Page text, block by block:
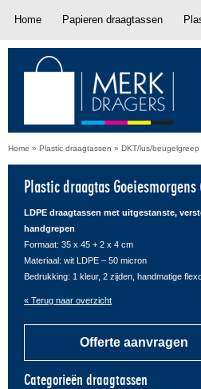
Home Papieren draagtassen
Home » Plastic draagtassen » DKT/lus/beugelgreep
Plastic draagtas Goeiesmorgens
LDPE draagtassen met uitgestanste,
handgrepen
Formaat: 35 x 45 + 2 x 4 cm
Materiaal: wit LDPE – 50 micron
Bedrukking: 1 kleur, 2 zijden, handmatige
« Terug naar overzicht
Offerte aanvragen
Categorieën draagtassen